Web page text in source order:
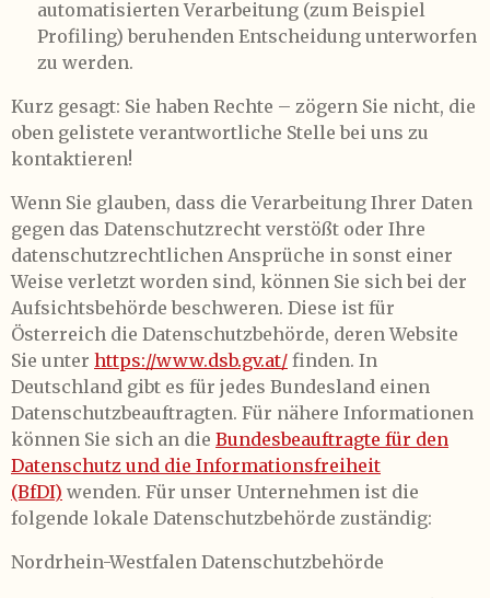
automatisierten Verarbeitung (zum Beispiel
Profiling) beruhenden Entscheidung unterworfen
zu werden.
Kurz gesagt: Sie haben Rechte – zögern Sie nicht, die
oben gelistete verantwortliche Stelle bei uns zu
kontaktieren!
Wenn Sie glauben, dass die Verarbeitung Ihrer Daten
gegen das Datenschutzrecht verstößt oder Ihre
datenschutzrechtlichen Ansprüche in sonst einer
Weise verletzt worden sind, können Sie sich bei der
Aufsichtsbehörde beschweren. Diese ist für
Österreich die Datenschutzbehörde, deren Website
Sie unter https://www.dsb.gv.at/ finden. In
Deutschland gibt es für jedes Bundesland einen
Datenschutzbeauftragten. Für nähere Informationen
können Sie sich an die Bundesbeauftragte für den
Datenschutz und die Informationsfreiheit
(BfDI) wenden. Für unser Unternehmen ist die
folgende lokale Datenschutzbehörde zuständig:
Nordrhein-Westfalen Datenschutzbehörde